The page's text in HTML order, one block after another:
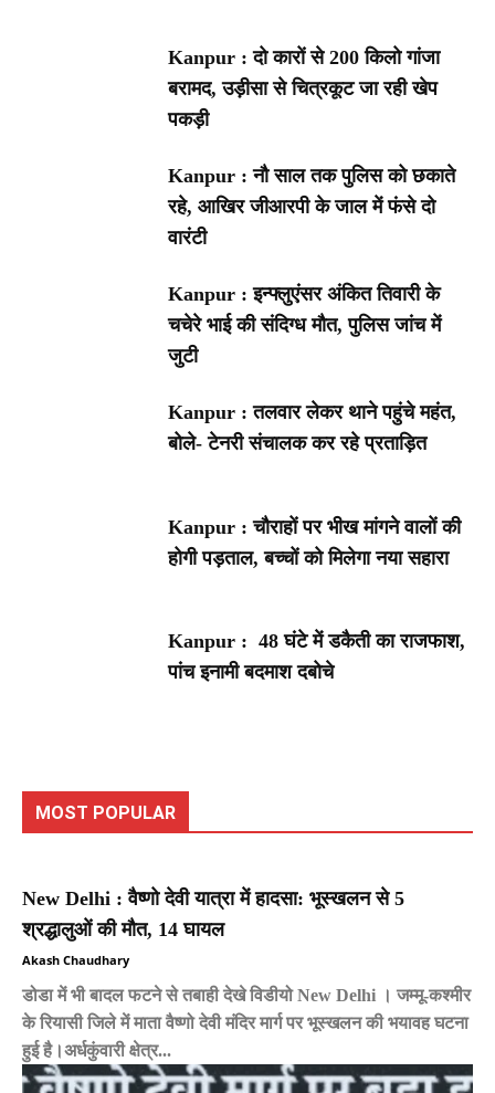
Kanpur : दो कारों से 200 किलो गांजा
बरामद, उड़ीसा से चित्रकूट जा रही खेप
पकड़ी
Kanpur : नौ साल तक पुलिस को छकाते
रहे, आखिर जीआरपी के जाल में फंसे दो
वारंटी
Kanpur : इन्फ्लुएंसर अंकित तिवारी के
चचेरे भाई की संदिग्ध मौत, पुलिस जांच में
जुटी
Kanpur : तलवार लेकर थाने पहुंचे महंत,
बोले- टेनरी संचालक कर रहे प्रताड़ित
Kanpur : चौराहों पर भीख मांगने वालों की
होगी पड़ताल, बच्चों को मिलेगा नया सहारा
Kanpur : 48 घंटे में डकैती का राजफाश,
पांच इनामी बदमाश दबोचे
MOST POPULAR
New Delhi : वैष्णो देवी यात्रा में हादसा: भूस्खलन से 5
श्रद्धालुओं की मौत, 14 घायल
Akash Chaudhary
डोडा में भी बादल फटने से तबाही देखे विडीयो New Delhi । जम्मू-कश्मीर
के रियासी जिले में माता वैष्णो देवी मंदिर मार्ग पर भूस्खलन की भयावह घटना
हुई है।अर्धकुंवारी क्षेत्र...